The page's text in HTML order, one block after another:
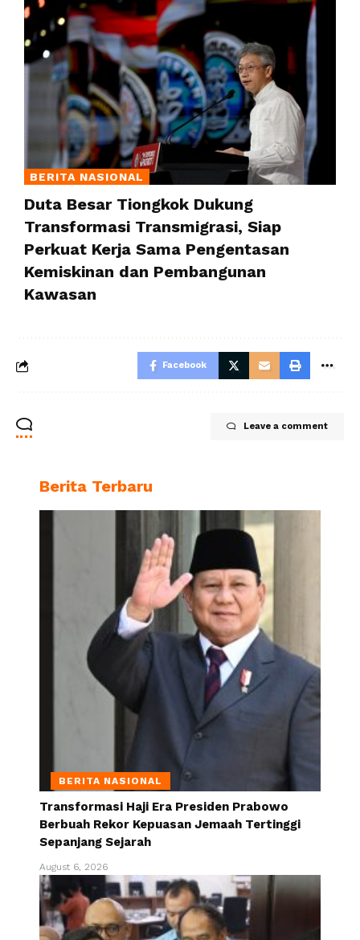
BERITA NASIONAL
Duta Besar Tiongkok Dukung
Transformasi Transmigrasi, Siap
Perkuat Kerja Sama Pengentasan
Kemiskinan dan Pembangunan
Kawasan
Facebook
Leave a comment
Berita Terbaru
BERITA NASIONAL
Transformasi Haji Era Presiden Prabowo
Berbuah Rekor Kepuasan Jemaah Tertinggi
Sepanjang Sejarah
August 6, 2026